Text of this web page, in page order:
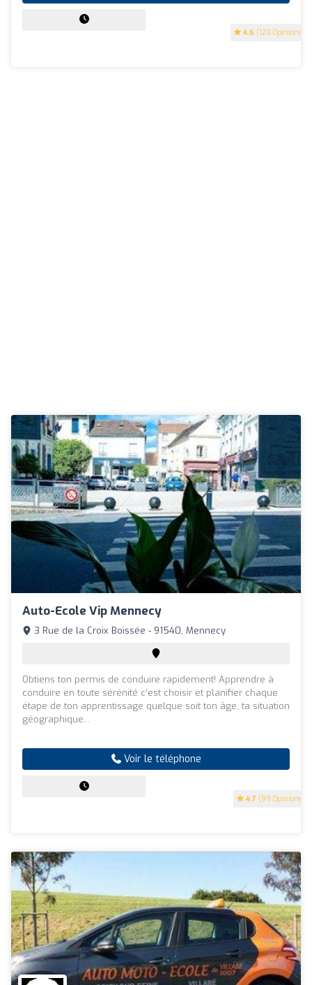
4.6 (120 Opinions)
Auto-Ecole Vip Mennecy
4.7 (99 Opinions)
3 Rue de la Croix Boissée - 91540, Mennecy
Obtiens ton permis de conduire rapidement! Apprendre à
conduire en toute sérénité c’est choisir et planifier chaque
étape de ton apprentissage quelque soit ton âge, ta situation
géographique...
Voir le téléphone